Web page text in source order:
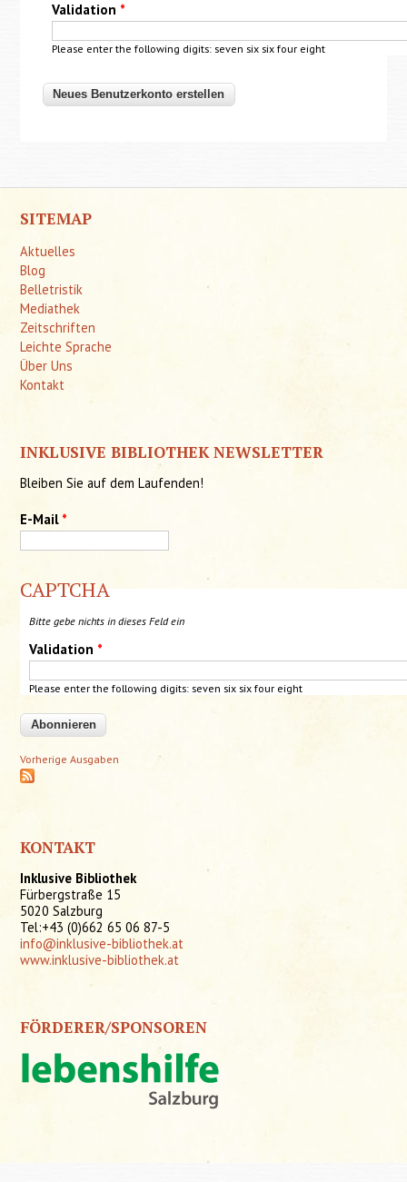
Validation *
Please enter the following digits: seven six six four eight
SITEMAP
Aktuelles
Blog
Belletristik
Mediathek
Zeitschriften
Leichte Sprache
Über Uns
Kontakt
INKLUSIVE BIBLIOTHEK NEWSLETTER
Bleiben Sie auf dem Laufenden!
E-Mail *
CAPTCHA
Bitte gebe nichts in dieses Feld ein
Validation *
Please enter the following digits: seven six six four eight
Vorherige Ausgaben
KONTAKT
Inklusive Bibliothek
Fürbergstraße 15
5020 Salzburg
Tel:+43 (0)662 65 06 87-5
info@inklusive-bibliothek.at
www.inklusive-bibliothek.at
FÖRDERER/SPONSOREN